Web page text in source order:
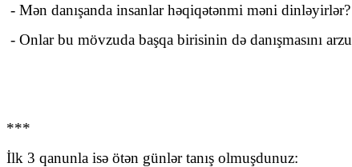
- Mən danışanda insanlar həqiqətənmi məni dinləyirlər?
- Onlar bu mövzuda başqa birisinin də danışmasını
***
İlk 3 qanunla isə ötən günlər tanış olmuşdunuz: